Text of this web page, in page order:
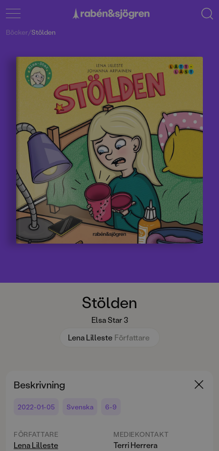
Stölden
Elsa Star 3
Lena Lilleste Författare
Böcker/Stölden
Beskrivning
2022-01-05 Svenska 6-9
FÖRFATTARE
Lena Lilleste
MEDIEKONTAKT
Terri Herrera